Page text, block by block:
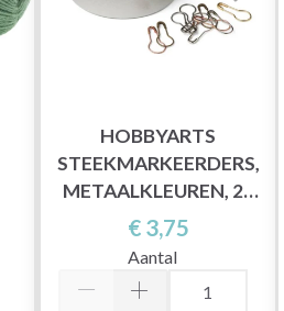
HOBBYARTS
STEEKMARKEERDERS,
METAALKLEUREN, 25
ST.
€ 3,75
Aantal